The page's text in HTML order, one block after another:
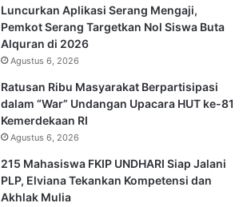
Luncurkan Aplikasi Serang Mengaji,
Pemkot Serang Targetkan Nol Siswa Buta
Alquran di 2026
Agustus 6, 2026
Ratusan Ribu Masyarakat Berpartisipasi
dalam “War” Undangan Upacara HUT ke-81
Kemerdekaan RI
Agustus 6, 2026
215 Mahasiswa FKIP UNDHARI Siap Jalani
PLP, Elviana Tekankan Kompetensi dan
Akhlak Mulia